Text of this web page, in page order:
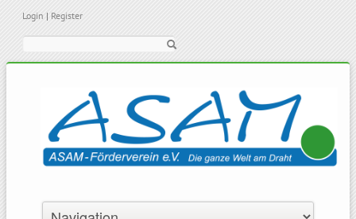
Login | Register